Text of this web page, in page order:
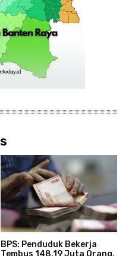
BPS: Penduduk Bekerja
Tembus 148,19 Juta Orang,